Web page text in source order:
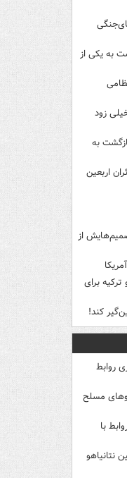
به یکی از
زود
به
اربعین
از
برای
کند!
روابط
مسلح
با
نتانیاهو